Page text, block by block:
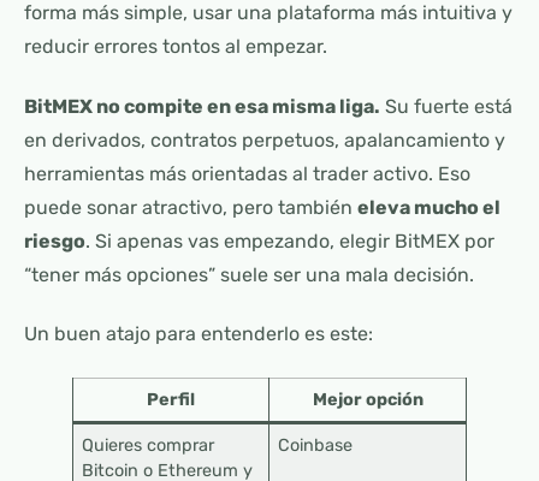
forma más simple, usar una plataforma más intuitiva y
reducir errores tontos al empezar.
BitMEX no compite en esa misma liga. Su fuerte está
en derivados, contratos perpetuos, apalancamiento y
herramientas más orientadas al trader activo. Eso
puede sonar atractivo, pero también eleva mucho el
riesgo. Si apenas vas empezando, elegir BitMEX por
“tener más opciones” suele ser una mala decisión.
Un buen atajo para entenderlo es este:
Perfil Mejor opción
Quieres comprar
Bitcoin o Ethereum y
Coinbase